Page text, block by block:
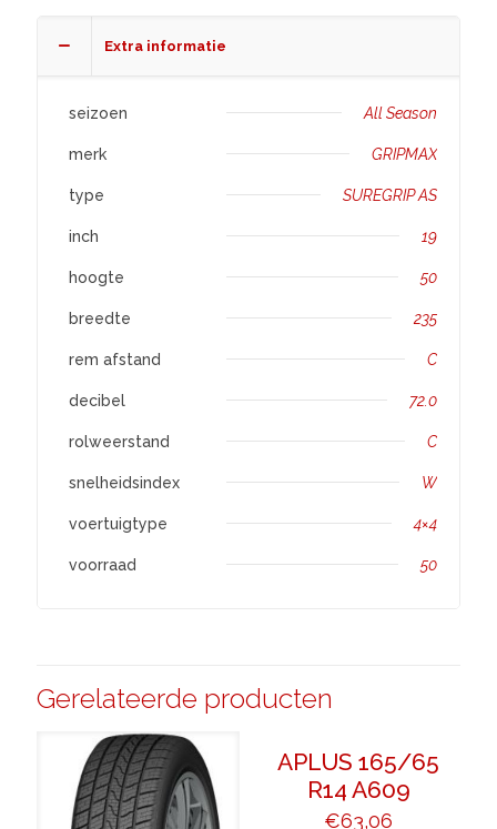
aantal
Extra informatie
seizoen All Season
merk GRIPMAX
type SUREGRIP AS
inch 19
hoogte 50
breedte 235
rem afstand C
decibel 72.0
rolweerstand C
snelheidsindex W
voertuigtype 4×4
voorraad 50
Gerelateerde producten
APLUS 165/65
R14 A609
€63,06